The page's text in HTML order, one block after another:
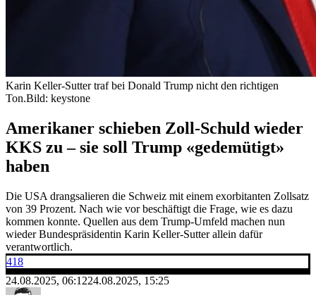
Karin Keller-Sutter traf bei Donald Trump nicht den richtigen
Ton.Bild: keystone
Amerikaner schieben Zoll-Schuld wieder
KKS zu – sie soll Trump «gedemütigt»
haben
Die USA drangsalieren die Schweiz mit einem exorbitanten Zollsatz
von 39 Prozent. Nach wie vor beschäftigt die Frage, wie es dazu
kommen konnte. Quellen aus dem Trump-Umfeld machen nun
wieder Bundespräsidentin Karin Keller-Sutter allein dafür
verantwortlich.
418
24.08.2025, 06:1224.08.2025, 15:25